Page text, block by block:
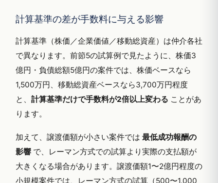
計算基準の差が手数料に与える影響
計算基準（株価／企業価値／移動総資産）は仲介各社
で異なります。前節5の試算例で見たように、株価3
億円・負債総額5億円の案件では、株価ベースなら
1,500万円、移動総資産ベースなら3,700万円程度
と、 計算基準だけで手数料が2倍以上変わる ことがあ
ります。
加えて、譲渡価額が小さい案件では 最低成功報酬の
影響 で、レーマン方式での試算より実際の支払額が
大きくなる場合があります。譲渡価額1〜2億円程度の
小規模案件では、レーマン方式の試算（500〜1,000